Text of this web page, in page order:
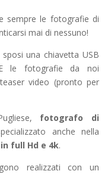
sempre le fotografie di
mai di nessuno!
una chiavetta USB
le fotografie da noi
video (pronto per
fotografo di
anche nella
full Hd e 4k.
realizzati con un